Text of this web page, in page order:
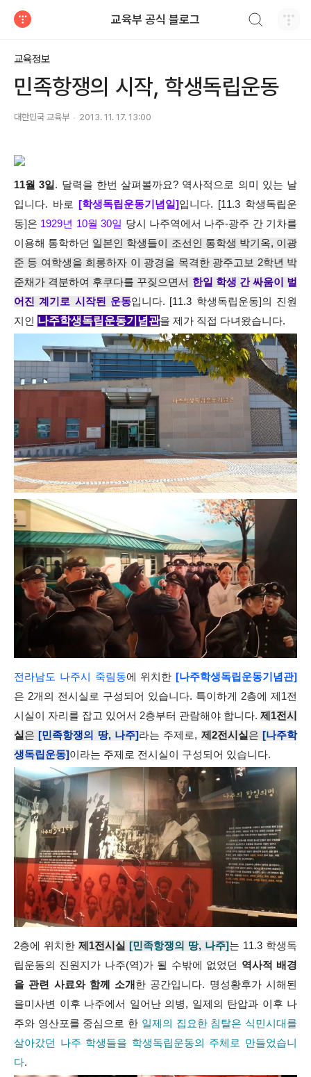
교육부 공식 블로그
교육정보
민족항쟁의 시작, 학생독립운동
대한민국 교육부 2013. 11. 17. 13:00
11월 3일 . 달력을 한번 살펴볼까요? 역사적으로 의미 있는 날
입니다. 바로
[학생독립운동기념일]입니다. [11.3 학생독립운
동]은 1929년 10월 30일 당시 나주역에서 나주-광주 간 기차를
이용해 통학하던 일본인 학생들이 조선인 통학생 박기옥, 이광
준 등 여학생을 희롱하자 이 광경을 목격한 광주고보 2학년 박
준채가 격분하여 후쿠다를 꾸짖으면서 한일 학생 간 싸움이 벌
어진 계기로 시작된 운동입니다. [11.3 학생독립운동]의 진원
지인 나주학생독립운동기념관을 제가 직접 다녀왔습니다.
전라남도 나주시 죽림동에 위치한 [나주학생독립운동기념관]
은 2개의 전시실로 구성되어 있습니다. 특이하게 2층에 제1전
시실이 자리를 잡고 있어서 2층부터 관람해야 합니다. 제1전시
실은 [민족항쟁의 땅, 나주]라는 주제로, 제2전시실은 [나주학
생독립운동]이라는 주제로 전시실이 구성되어 있습니다.
2층에 위치한 제1전시실 [민족항쟁의 땅, 나주]는 11.3 학생독
립운동의 진원지가 나주(역)가 될 수밖에 없었던 역사적 배경
을 관련 사료와 함께 소개한 공간입니다. 명성황후가 시해된
을미사변 이후 나주에서 일어난 의병, 일제의 탄압과 이후 나
주와 영산포를 중심으로 한 일제의 집요한 침탈은 식민시대를
살아갔던 나주 학생들을 학생독립운동의 주체로 만들었습니
다.